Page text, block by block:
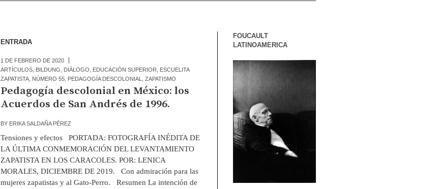
ENTRADA
1 DE FEBRERO DE 2020
ARTÍCULOS, BILDUNG DIÁLOGO EDUCACIÓN SUPERIOR
ESCUELITA
ZAPATISTA, NÚMERO 55, PEDAGOGÍA DESCOLONIAL ZAPATISMO
Pedagogía descolonial en México: los
Acuerdos de San Andrés de 1996.
BY ERIKA SALDAÑA PÉREZ
Tensiones y efectos PORTADA: FOTOGRAFÍA INÉDITA DE
LA ÚLTIMA CONMEMORACIÓN DEL LEVANTAMIENTO
ZAPATISTA EN LOS CARACOLES. POR: LENICA
MORALES, DICIEMBRE DE 2019. Con admiración para las
mujeres zapatistas y al Gato-Perro. Resumen La intención de
FOUCAULT
LATINOAMERICA